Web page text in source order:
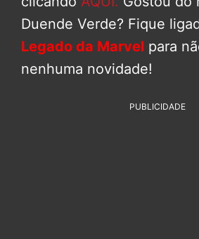
Duende Verde? Fique
Legado da Marvel para
nenhuma novidade!
PUBLICIDADE